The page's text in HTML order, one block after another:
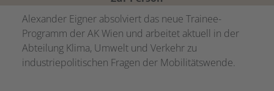
Alexander Eigner absolviert das neue Trainee-
Programm der AK Wien und arbeitet aktuell in der
Abteilung Klima, Umwelt und Verkehr zu
industriepolitischen Fragen der Mobilitätswende.